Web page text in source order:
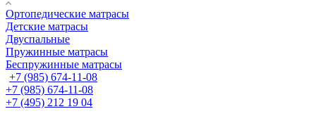
Ортопедические матрасы
Детские матрасы
Двуспальные
Пружинные матрасы
Беспружинные матрасы
+7 (985) 674-11-08
+7 (985) 674-11-08
+7 (495) 212 19 04